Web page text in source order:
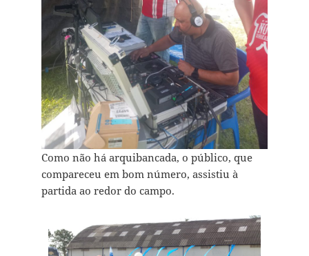
Como não há arquibancada, o público, que
compareceu em bom número, assistiu à
partida ao redor do campo.